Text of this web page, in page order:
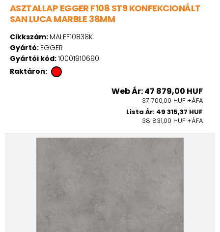
ASZTALLAP EGGER F108 ST9 KONFEKCIONÁLT
SAN LUCA MARBLE 38MM
Cikkszám: MALEF10838K
Gyártó: EGGER
Gyártói kód:10001910690
Raktáron:
Web Ár: 47 879,00 HUF
37 700,00 HUF +ÁFA
Lista Ár: 49 315,37 HUF
38 831,00 HUF +ÁFA